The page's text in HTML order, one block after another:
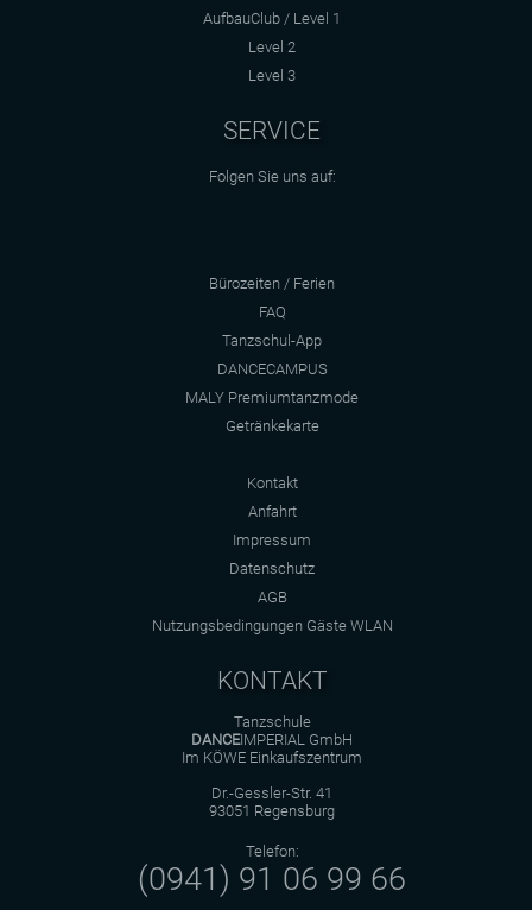
AufbauClub / Level 1
Level 2
Level 3
SERVICE
Folgen Sie uns auf:
Bürozeiten / Ferien
FAQ
Tanzschul-App
DANCECAMPUS
MALY Premiumtanzmode
Getränkekarte
Kontakt
Anfahrt
Impressum
Datenschutz
AGB
Nutzungsbedingungen Gäste WLAN
KONTAKT
Tanzschule
DANCEIMPERIAL GmbH
Im KÖWE Einkaufszentrum
Dr.-Gessler-Str. 41
93051 Regensburg
Telefon:
(0941) 91 06 99 66